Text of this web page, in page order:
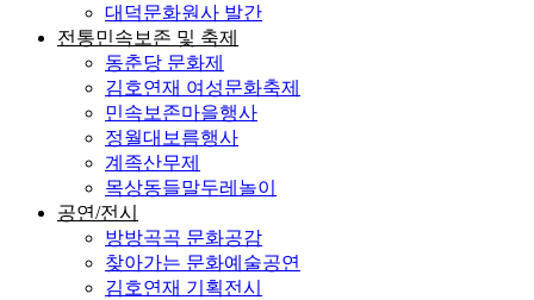
대덕문화원사 발간
전통민속보존 및 축제
동춘당 문화제
김호연재 여성문화축제
민속보존마을행사
정월대보름행사
계족산무제
목상동들말두레놀이
공연/전시
방방곡곡 문화공감
찾아가는 문화예술공연
김호연재 기획전시